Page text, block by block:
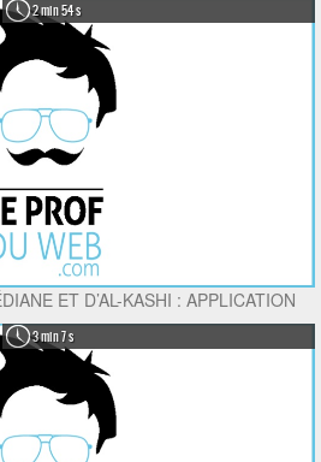
2 min 54 s
ET D’AL-KASHI : APPLICATION
3 min 7 s